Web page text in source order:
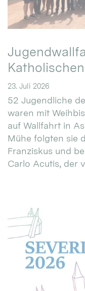
23. Juli 2026
52 Jugendliche
waren mit
auf Wallfahrt in
Mühe folgten sie
Franziskus und
Carlo Acutis, der